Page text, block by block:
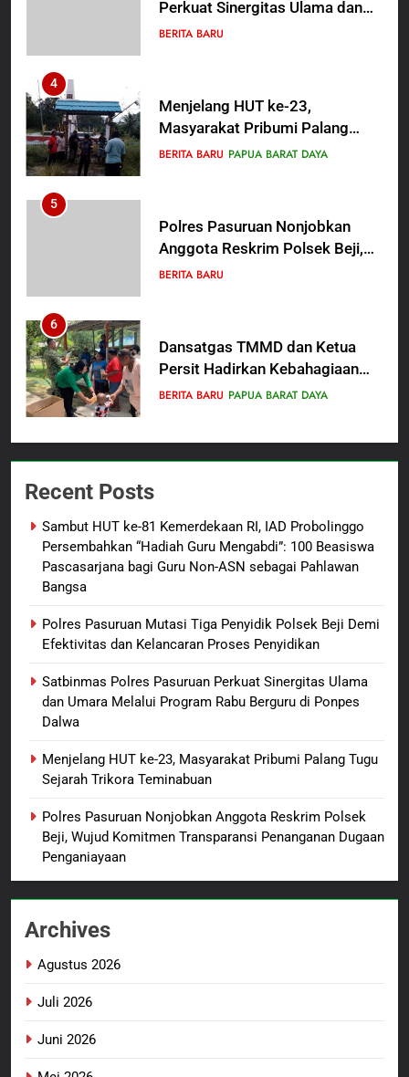
Perkuat Sinergitas Ulama dan
Umara Melalui Program Rabu
BERITA BARU
4
Menjelang HUT ke-23,
Masyarakat Pribumi Palang
Tugu Sejarah Trikora
BERITA BARU PAPUA BARAT DAYA
5
Polres Pasuruan Nonjobkan
Anggota Reskrim Polsek Beji,
Wujud Komitmen Transparansi
BERITA BARU
6
Dansatgas TMMD dan Ketua
Persit Hadirkan Kebahagiaan
bagi Mama-Mama dan Anak-
BERITA BARU PAPUA BARAT DAYA
7
dan Melanggar Aturan
8
Tersangka Judol, Komitmen
Usut Tuntas dan Transparan
BERITA BARU
1
Sambut HUT ke-81
Probolinggo Persembahkan
“Hadiah Guru Mengabdi”: 100
Guru Non-ASN sebagai
Pahlawan Bangsa
BERITA BARU
Polres Pasuruan Mutasi Tiga
Proses Penyidikan
BERITA BARU
3
4
Recent Posts
Sambut HUT ke-81 Kemerdekaan RI, IAD Probolinggo
Persembahkan “Hadiah Guru Mengabdi”: 100 Beasiswa
Pascasarjana bagi Guru Non-ASN sebagai Pahlawan
Bangsa
Polres Pasuruan Mutasi Tiga Penyidik Polsek Beji Demi
Efektivitas dan Kelancaran Proses Penyidikan
Satbinmas Polres Pasuruan Perkuat Sinergitas Ulama
dan Umara Melalui Program Rabu Berguru di Ponpes
Dalwa
Menjelang HUT ke-23, Masyarakat Pribumi Palang Tugu
Sejarah Trikora Teminabuan
Polres Pasuruan Nonjobkan Anggota Reskrim Polsek
Beji, Wujud Komitmen Transparansi Penanganan Dugaan
Penganiayaan
Archives
Agustus 2026
Juli 2026
Juni 2026